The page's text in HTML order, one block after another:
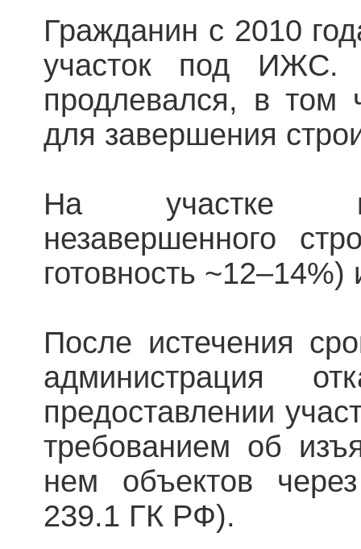
Гражданин с 2010
участок под ИЖС.
продлевался, в том
для завершения
На участке
незавершенного
готовность ~12–14%)
После истечения
администрация
предоставлении
требованием об
нем объектов
239.1 ГК РФ).